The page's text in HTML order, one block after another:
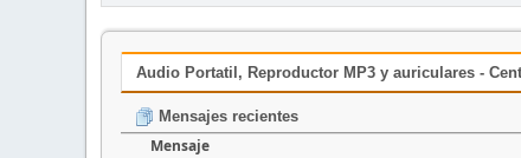
Audio Portatil, Reproductor MP3 y auriculares -
Mensajes recientes
Mensaje